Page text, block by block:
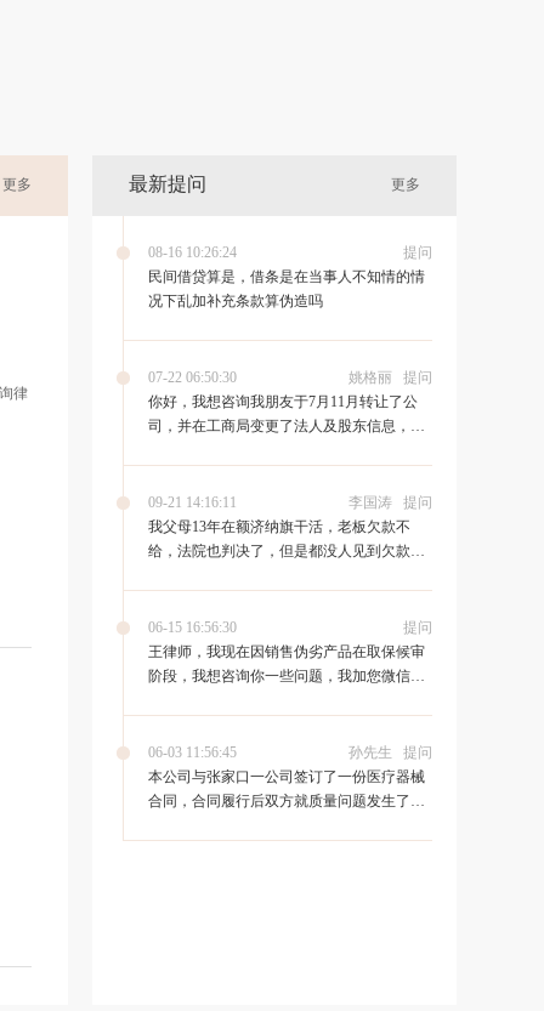
更多
律
更多
最新提问
提问
08-16 10:26:24
民间借贷算是，借条是在当事人不知情的情
况下乱加补充条款算伪造吗
姚格丽 提问
07-22 06:50:30
你好，我想咨询我朋友于7月11月转让了公
司，并在工商局变更了法人及股东信息，但
元，导致我朋友挨拘留，请问这种情况，我
朋友会被怎么处理。
李国涛 提问
09-21 14:16:11
我父母13年在额济纳旗干活，老板欠款不
给，法院也判决了，但是都没人见到欠款
提问
06-15 16:56:30
王律师，我现在因销售伪劣产品在取保候审
阶段，我想咨询你一些问题，我加您微信
孙先生
提问
06-03 11:56:45
本公司与张家口一公司签订了一份医疗器械
合同，合同履行后双方就质量问题发生了争